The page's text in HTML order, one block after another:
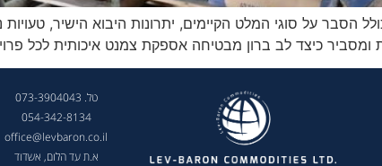
על סוגי המלט הקיימים, יתרונות היבוא הישיר, טעויות
כיצד לב ברון מבטיחה אספקת צמנט איכותית לכל
טל. 073-3904043
054-342-8134
office@levbaron.co.il
א.ת עד הלום, אשדוד